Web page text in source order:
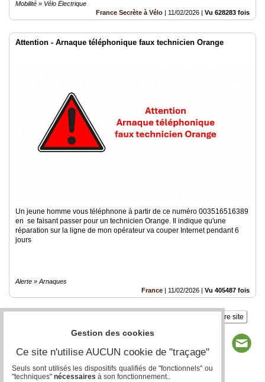
Mobilité » Vélo Électrique
France Secrète à Vélo | 11/02/2026 | Vu 628283 fois
Attention - Arnaque téléphonique faux technicien Orange
Un jeune homme vous téléphnone à partir de ce numéro 003516516389
en se faisant passer pour un technicien Orange. Il indique qu'une
réparation sur la ligne de mon opérateur va couper Internet pendant 6
jours
Alerte » Arnaques
France | 11/02/2026 | Vu 405487 fois
Insérez sur votre site
Gestion des cookies
Ce site n'utilise AUCUN cookie de "traçage"
Seuls sont utilisés les dispositifs qualifiés de "fonctionnels" ou
"techniques" nécessaires à son fonctionnement..